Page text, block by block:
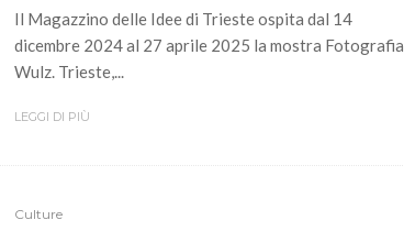
Il Magazzino delle Idee di Trieste ospita dal 14
dicembre 2024 al 27 aprile 2025 la mostra Fotografia
Wulz. Trieste,...
LEGGI DI PIÙ
Culture